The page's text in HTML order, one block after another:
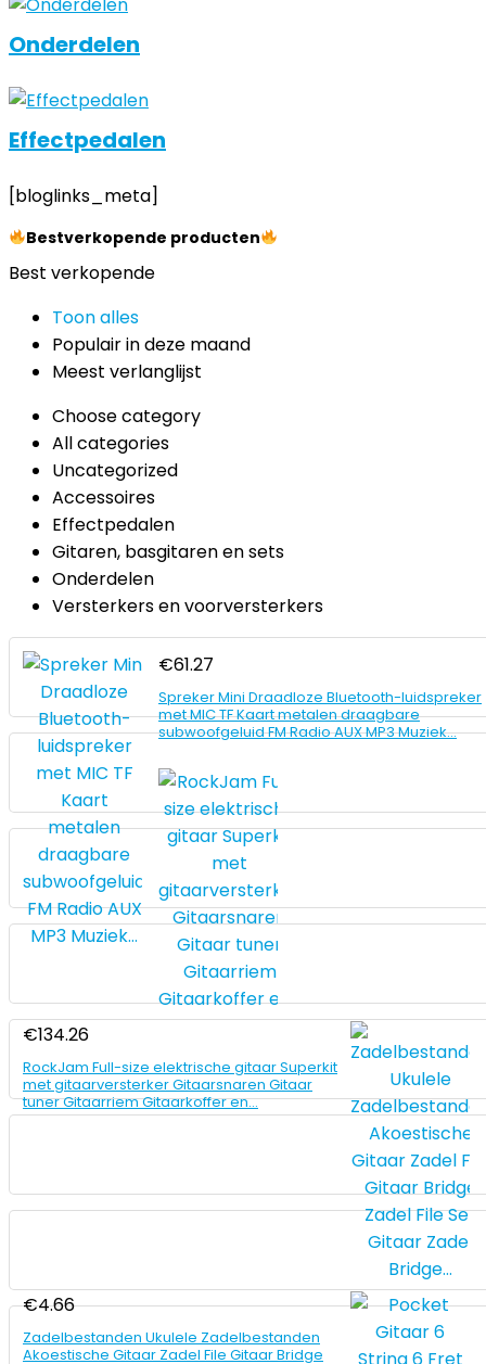
Onderdelen
Effectpedalen
[bloglinks_meta]
Bestverkopende producten
Best verkopende
Toon alles
Populair in deze maand
Meest verlanglijst
Choose category
All categories
Uncategorized
Accessoires
Effectpedalen
Gitaren, basgitaren en sets
Onderdelen
Versterkers en voorversterkers
€61.27
Spreker Mini Draadloze Bluetooth-luidspreker
met MIC TF Kaart metalen draagbare
subwoofgeluid FM Radio AUX MP3 Muziek…
€134.26
RockJam Full-size elektrische gitaar Superkit
met gitaarversterker Gitaarsnaren Gitaar
tuner Gitaarriem Gitaarkoffer en…
€4.66
Zadelbestanden Ukulele Zadelbestanden
Akoestische Gitaar Zadel File Gitaar Bridge